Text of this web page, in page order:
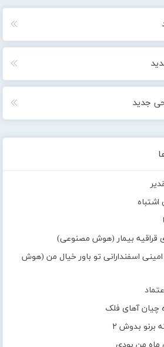
جدید
اشتباه
قراقیه بیمار (هوش مصنوعی)
اسفندارانی تو باور خیال من (هوش
چیان آهای فلک
برنو بدوش ۲